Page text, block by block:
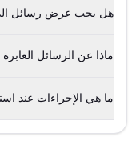
هل يجب عرض رسائل
ماذا عن الرسائل
ما هي الإجراءات عند